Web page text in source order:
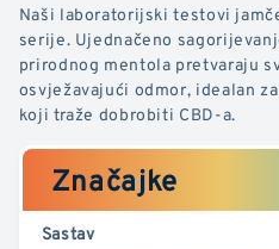
Naši laboratorijski testovi
serije. Ujednačeno
prirodnog mentola pretvaraju
osvježavajući odmor, idealan
koji traže dobrobiti CBD-a.
Značajke
Sastav